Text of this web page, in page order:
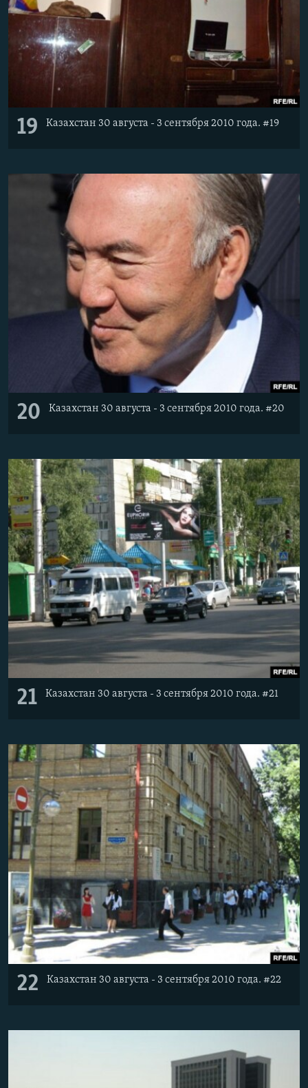
19 Казахстан 30 августа - 3 сентября 2010 года. #19
20 Казахстан 30 августа - 3 сентября 2010 года. #20
21 Казахстан 30 августа - 3 сентября 2010 года. #21
22 Казахстан 30 августа - 3 сентября 2010 года. #22